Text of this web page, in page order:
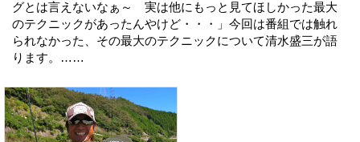
グとは言えないなぁ～ 実は他にもっと見てほしかった最大
のテクニックがあったんやけど・・・」今回は番組では触れ
られなかった、その最大のテクニックについて清水盛三が語
ります。……